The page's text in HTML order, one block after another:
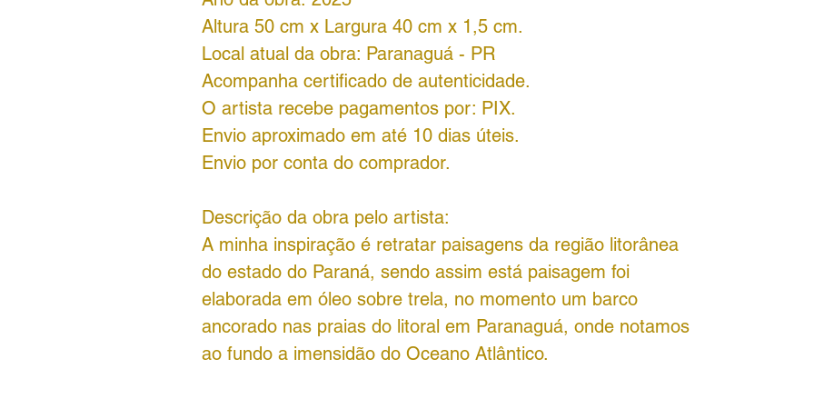
Altura 50 cm x Largura 40 cm x 1,5 cm.
Local atual da obra: Paranaguá - PR
Acompanha certificado de autenticidade.
O artista recebe pagamentos por: PIX.
Envio aproximado em até 10 dias úteis.
Envio por conta do comprador.
Descrição da obra pelo artista:
A minha inspiração é retratar paisagens da região litorânea
do estado do Paraná, sendo assim está paisagem foi
elaborada em óleo sobre trela, no momento um barco
ancorado nas praias do litoral em Paranaguá, onde notamos
ao fundo a imensidão do Oceano Atlântico.